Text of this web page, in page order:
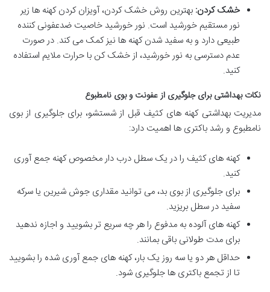
خشک کردن: بهترین روش خشک کردن، آویزان کردن کهنه ها زیر
نور مستقیم خورشید است. نور خورشید خاصیت ضدعفونی کننده
طبیعی دارد و به سفید شدن کهنه ها نیز کمک می کند. در صورت
عدم دسترسی به نور خورشید، از خشک کن با حرارت ملایم استفاده
کنید.
نکات بهداشتی برای جلوگیری از عفونت و بوی نامطبوع
مدیریت بهداشتی کهنه های کثیف قبل از شستشو، برای جلوگیری از بوی
نامطبوع و رشد باکتری ها اهمیت دارد:
کهنه های کثیف را در یک سطل درب دار مخصوص کهنه جمع آوری
کنید.
برای جلوگیری از بوی بد، می توانید مقداری جوش شیرین یا سرکه
سفید در سطل بریزید.
کهنه های آلوده به مدفوع را هر چه سریع تر بشویید و اجازه ندهید
برای مدت طولانی باقی بمانند.
حداقل هر دو یا سه روز یک بار، کهنه های جمع آوری شده را بشویید
تا از تجمع باکتری ها جلوگیری شود.